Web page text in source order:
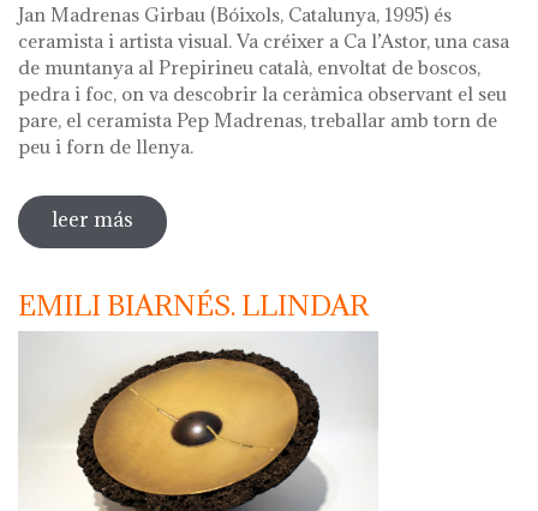
Jan Madrenas Girbau (Bóixols, Catalunya, 1995) és
ceramista i artista visual. Va créixer a Ca l’Astor, una casa
de muntanya al Prepirineu català, envoltat de boscos,
pedra i foc, on va descobrir la ceràmica observant el seu
pare, el ceramista Pep Madrenas, treballar amb torn de
peu i forn de llenya.
leer más sobre anar a la font
EMILI BIARNÉS. LLINDAR